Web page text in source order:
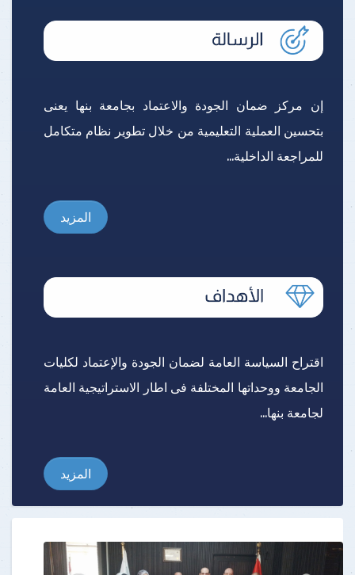
إن مركز ضمان الجودة والاعتماد بجامعة بنها يعنى
بتحسين العملية التعليمية من خلال تطوير نظام متكامل
للمراجعة الداخلية...
المزيد
اقتراح السياسة العامة لضمان الجودة والإعتماد لكليات
الجامعة ووحداتها المختلفة فى اطار الاستراتيجية العامة
لجامعة بنها...
المزيد